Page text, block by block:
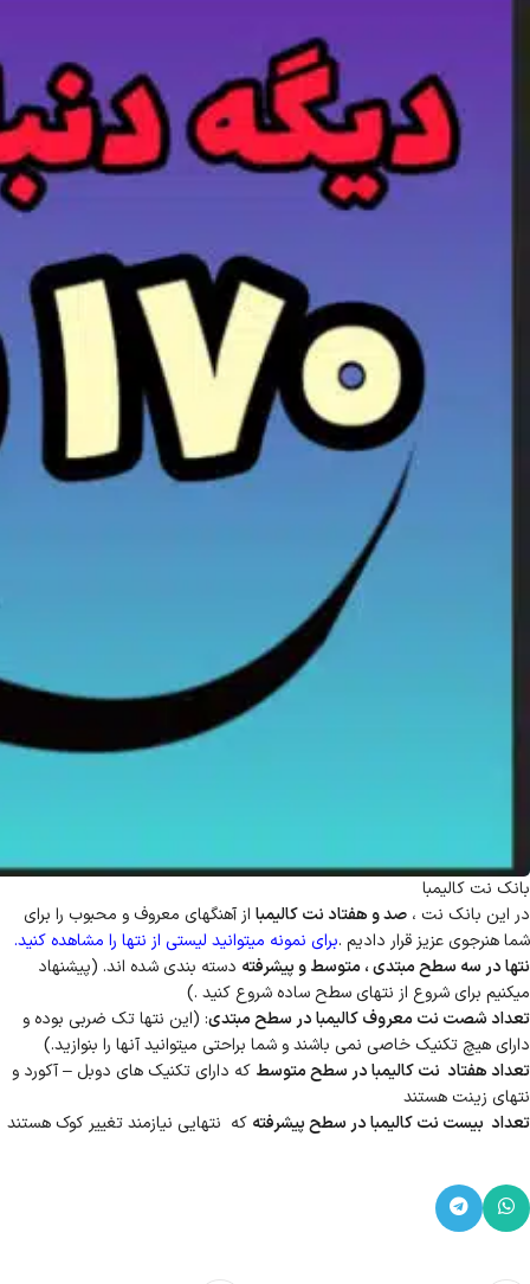
بانک نت کالیمبا
در این بانک نت ، صد و هفتاد نت کالیمبا از آهنگهای معروف و محبوب را برای
شما هنرجوی عزیز قرار دادیم .برای نمونه میتوانید لیستی از نتها را مشاهده کنید.
نتها در سه سطح مبتدی ، متوسط و پیشرفته دسته بندی شده اند. (پیشنهاد
میکنیم برای شروع از نتهای سطح ساده شروع کنید .)
تعداد شصت نت معروف کالیمبا در سطح مبتدی: (این نتها تک ضربی بوده و
دارای هیچ تکنیک خاصی نمی باشند و شما براحتی میتوانید آنها را بنوازید.)
تعداد هفتاد نت کالیمبا در سطح متوسط که دارای تکنیک های دوبل – آکورد و
نتهای زینت هستند
تعداد بیست نت کالیمبا در سطح پیشرفته که نتهایی نیازمند تغییر کوک هستند